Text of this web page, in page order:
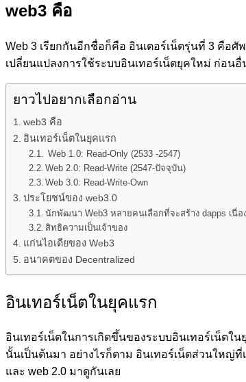
web3 คือ
Web 3 เรียกกันอีกชื่อก็คือ อินเตอร์เน็ตรุ่นที่ 3 คือ
เปลี่ยนแปลงการใช้ระบบอินเทอร์เน็ตยุคใหม่ ก่อน
ยาวไปอยากเลือกอ่าน
web3 คือ
อินเทอร์เน็ตในยุคแรก
Web 1.0: Read-Only (2533 -2547)
Web 2.0: Read-Write (2547-ปัจจุบัน)
Web 3.0: Read-Write-Own
ประโยชน์ของ web3.0
นักพัฒนา Web3 หลายคนเลือกที่จะสร้าง dapps เนื่อ
สิทธิความเป็นเจ้าของ
แก่นไอเดียของ Web3
อนาคตของ Decentralized
อินเทอร์เน็ตในยุคแรก
อินเทอร์เน็ตในการเกิดขึ้นของระบบอินเทอร์เน็ต
นั้นเป็นต้นมา อย่างไรก็ตาม อินเทอร์เน็ตส่วนใหญ่ที่
และ web 2.0 มาดูกันเลย